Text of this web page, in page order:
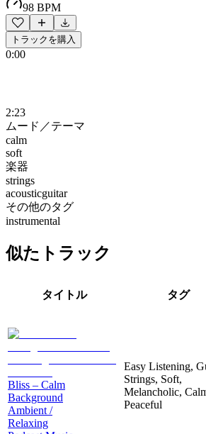
98 BPM
トラックを購入
0:00
2:23
ムード／テーマ
calm
soft
楽器
strings
acousticguitar
その他のタグ
instrumental
似たトラック
タイトル タグ
Bliss – Calm
Background
Ambient /
Relaxing
Easy Listening,
Strings, Soft,
Melancholic,
Peaceful